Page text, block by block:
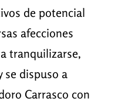
de potencial
afecciones
tranquilizarse,
se dispuso a
Carrasco con